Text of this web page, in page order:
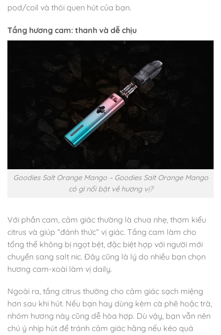
pod/coil và thói quen hút của bạn.
Tầng hương cam: thanh và dễ chịu
Goodies Salt Orange Mango – Goodies Salt Orange Mango
có gì nổi bật về hương vị?
Với phần cam, cảm giác thường là chua nhẹ, thơm kiểu
citrus và giúp “đánh thức” vị giác. Tầng cam làm cho
tổng thể không bị ngọt bệt, đặc biệt hợp với người mới
chuyển sang salt nic. Đây cũng là lý do nhiều bạn chọn
hương cam-xoài làm vị daily.
Ngoài ra, tầng citrus thường cho cảm giác sạch miệng
hơn sau khi hút. Nếu bạn hay dùng kèm cà phê hoặc trà,
nhóm hương này cũng dễ hòa hợp. Dù vậy, bạn vẫn nên
chú ý nhịp hút để tránh cảm giác hăng nếu kéo quá